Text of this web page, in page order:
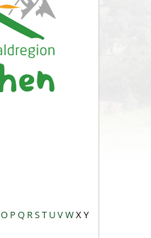
O P Q RST UVWXY